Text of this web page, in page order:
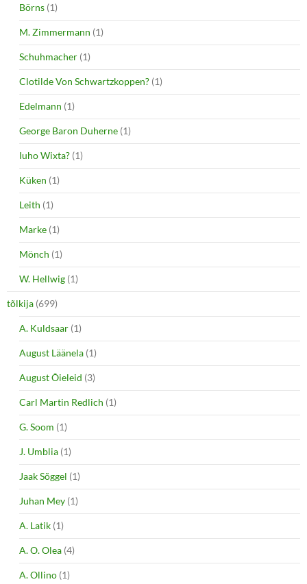
Börns (1)
M. Zimmermann (1)
Schuhmacher (1)
Clotilde Von Schwartzkoppen? (1)
Edelmann (1)
George Baron Duherne (1)
Iuho Wixta? (1)
Küken (1)
Leith (1)
Marke (1)
Mönch (1)
W. Hellwig (1)
tõlkija (699)
A. Kuldsaar (1)
August Läänela (1)
August Õieleid (3)
Carl Martin Redlich (1)
G. Soom (1)
J. Umblia (1)
Jaak Sõggel (1)
Juhan Mey (1)
A. Latik (1)
A. O. Olea (4)
A. Ollino (1)